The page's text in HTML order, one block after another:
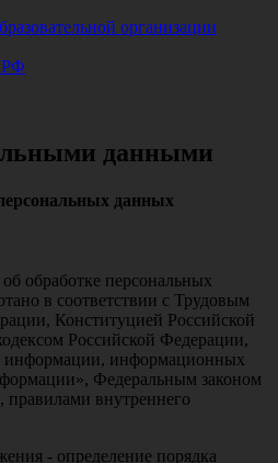
данными
данных
обработке персональных
в соответствии с Трудовым
Конституцией Российской
Российской Федерации,
информации, информационных
Федеральным законом
внутреннего
- определение порядка